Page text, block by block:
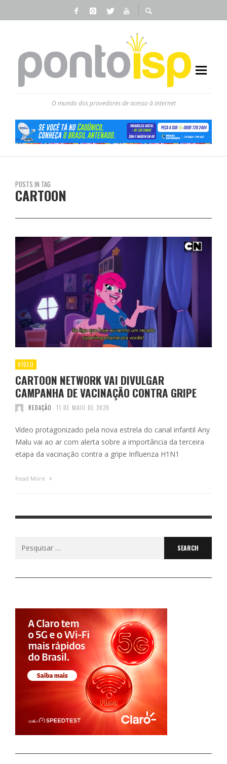
O mundo dos provedores de acesso à internet
POSTS IN TAG
CARTOON
VÍDEO
CARTOON NETWORK VAI DIVULGAR
CAMPANHA DE VACINAÇÃO CONTRA GRIPE
REDAÇÃO 11 DE MAIO DE 2020
Vídeo protagonizado pela nova estrela do canal infantil Any
Malu vai ao ar com alerta sobre a importância da terceira
etapa da vacinação contra a gripe Influenza H1N1
Read More